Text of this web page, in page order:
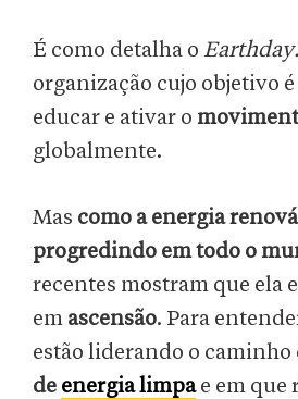
É como detalha o
organização cujo objetivo
educar e ativar o
globalmente.
Mas como a energia
progredindo em todo o
recentes mostram que ela
em ascensão. Para
estão liderando o caminho
de energia limpae em que